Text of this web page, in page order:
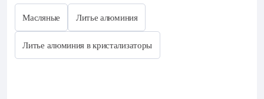
Масляные Литье алюминия
Литье алюминия в кристализаторы